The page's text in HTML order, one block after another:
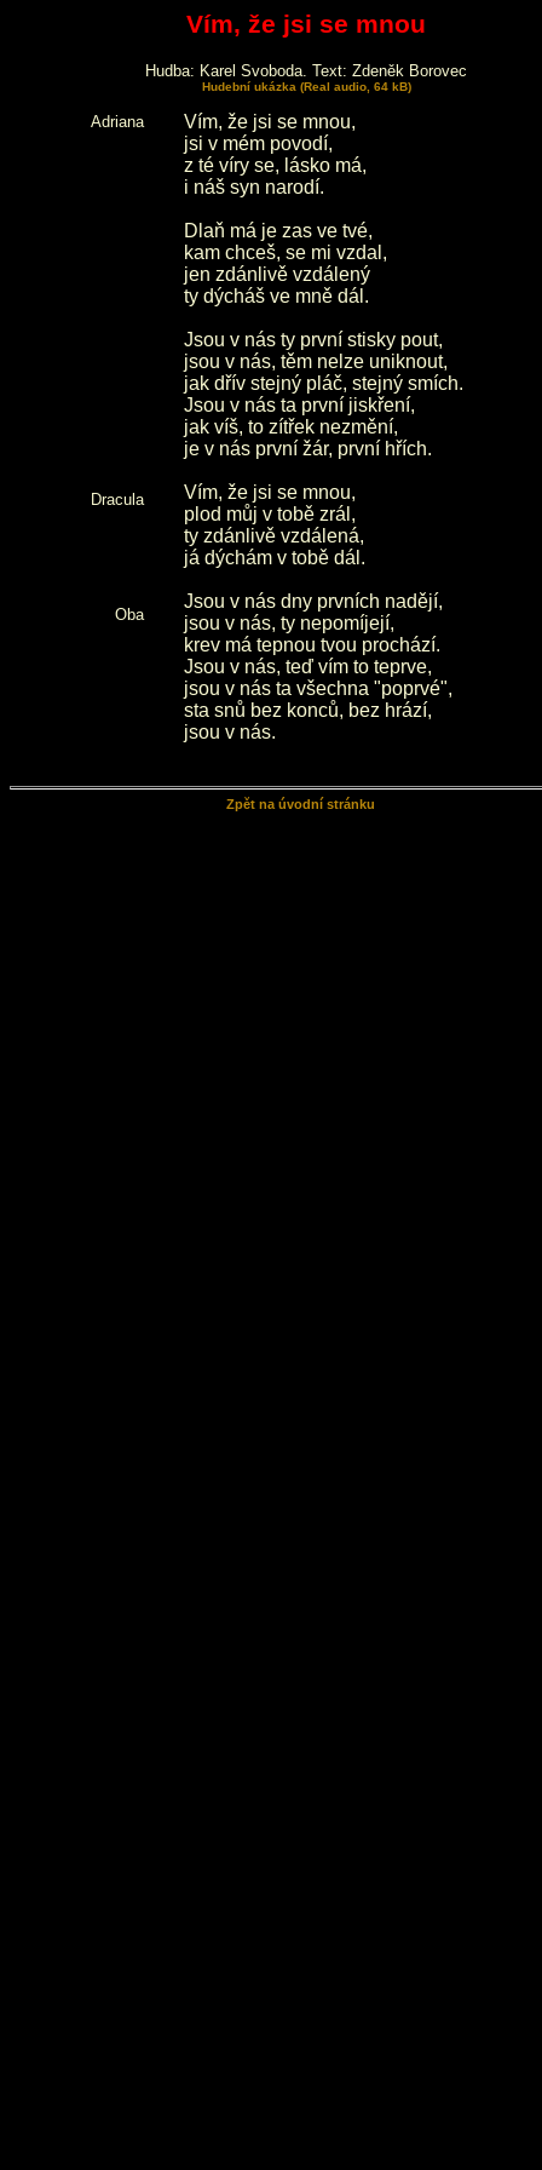
Vím, že jsi se mnou
Hudba: Karel Svoboda. Text: Zdeněk Borovec
Hudební ukázka (Real audio, 64 kB)
Adriana
Vím, že jsi se mnou,
jsi v mém povodí,
z té víry se, lásko má,
i náš syn narodí.
Dlaň má je zas ve tvé,
kam chceš, se mi vzdal,
jen zdánlivě vzdálený
ty dýcháš ve mně dál.
Jsou v nás ty první stisky pout,
jsou v nás, těm nelze uniknout,
jak dřív stejný pláč, stejný smích.
Jsou v nás ta první jiskření,
jak víš, to zítřek nezmění,
je v nás první žár, první hřích.
Dracula
Vím, že jsi se mnou,
plod můj v tobě zrál,
ty zdánlivě vzdálená,
já dýchám v tobě dál.
Oba
Jsou v nás dny prvních nadějí,
jsou v nás, ty nepomíjejí,
krev má tepnou tvou prochází.
Jsou v nás, teď vím to teprve,
jsou v nás ta všechna "poprvé",
sta snů bez konců, bez hrází,
jsou v nás.
Zpět na úvodní stránku